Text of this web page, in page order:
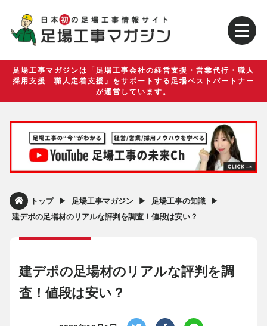
足場工事マガジンは「足場工事会社の経営支援・営業代行・職人
採用支援 職人定着支援」をサポートする足場ベストパートナー
が運営しています。
トップ ▶︎ 足場工事マガジン ▶︎ 足場工事の知識 ▶︎
建デポの足場材のリアルな評判を調査！値段は安い？
建デポの足場材のリアルな評判を調
査！値段は安い？